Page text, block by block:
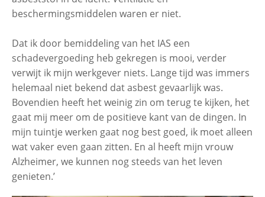
beschermingsmiddelen waren er niet.
Dat ik door bemiddeling van het IAS een
schadevergoeding heb gekregen is mooi, verder
verwijt ik mijn werkgever niets. Lange tijd was immers
helemaal niet bekend dat asbest gevaarlijk was.
Bovendien heeft het weinig zin om terug te kijken, het
gaat mij meer om de positieve kant van de dingen. In
mijn tuintje werken gaat nog best goed, ik moet alleen
wat vaker even gaan zitten. En al heeft mijn vrouw
Alzheimer, we kunnen nog steeds van het leven
genieten.’